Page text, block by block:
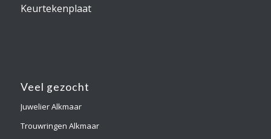
Keurtekenplaat
Veel gezocht
Juwelier Alkmaar
Trouwringen Alkmaar